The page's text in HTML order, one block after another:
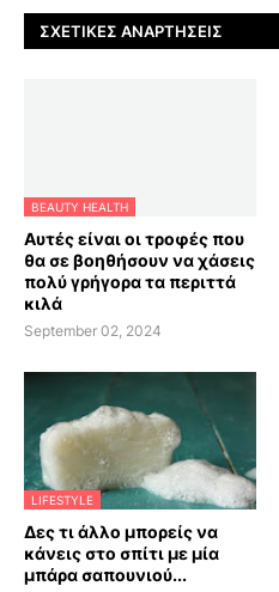
ΣΧΕΤΙΚΈΣ ΑΝΑΡΤΉΣΕΙΣ
BEAUTY HEALTH
Αυτές είναι οι τροφές που
θα σε βοηθήσουν να χάσεις
πολύ γρήγορα τα περιττά
κιλά
September 02, 2024
LIFESTYLE
Δες τι άλλο μπορείς να
κάνεις στο σπίτι με μία
μπάρα σαπουνιού...